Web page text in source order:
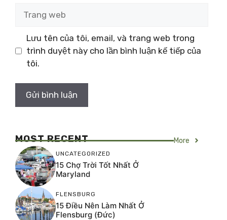
Lưu tên của tôi, email, và trang web trong
trình duyệt này cho lần bình luận kế tiếp của
tôi.
MOST RECENT More
UNCATEGORIZED
15 Chợ Trời Tốt Nhất Ở
Maryland
FLENSBURG
15 Điều Nên Làm Nhất Ở
Flensburg (Đức)